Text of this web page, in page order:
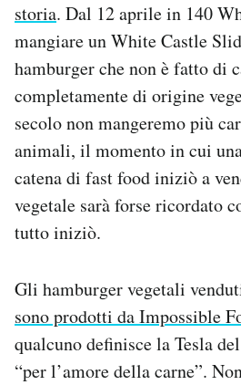
AREA PERSONALE
Area Personale
Newsletter
Notifiche mobile
Regala il Post
Hai bisogno di aiuto?
Esci
storia. Dal 12 aprile in 140
mangiare un White Castle
hamburger che non è fatto di
completamente di origine
secolo non mangeremo più
animali, il momento in cui
catena di fast food iniziò a
vegetale sarà forse ricordato
tutto iniziò.
Gli hamburger vegetali
sono prodotti da Impossible
qualcuno definisce la Tesla
“per l’amore della carne”.